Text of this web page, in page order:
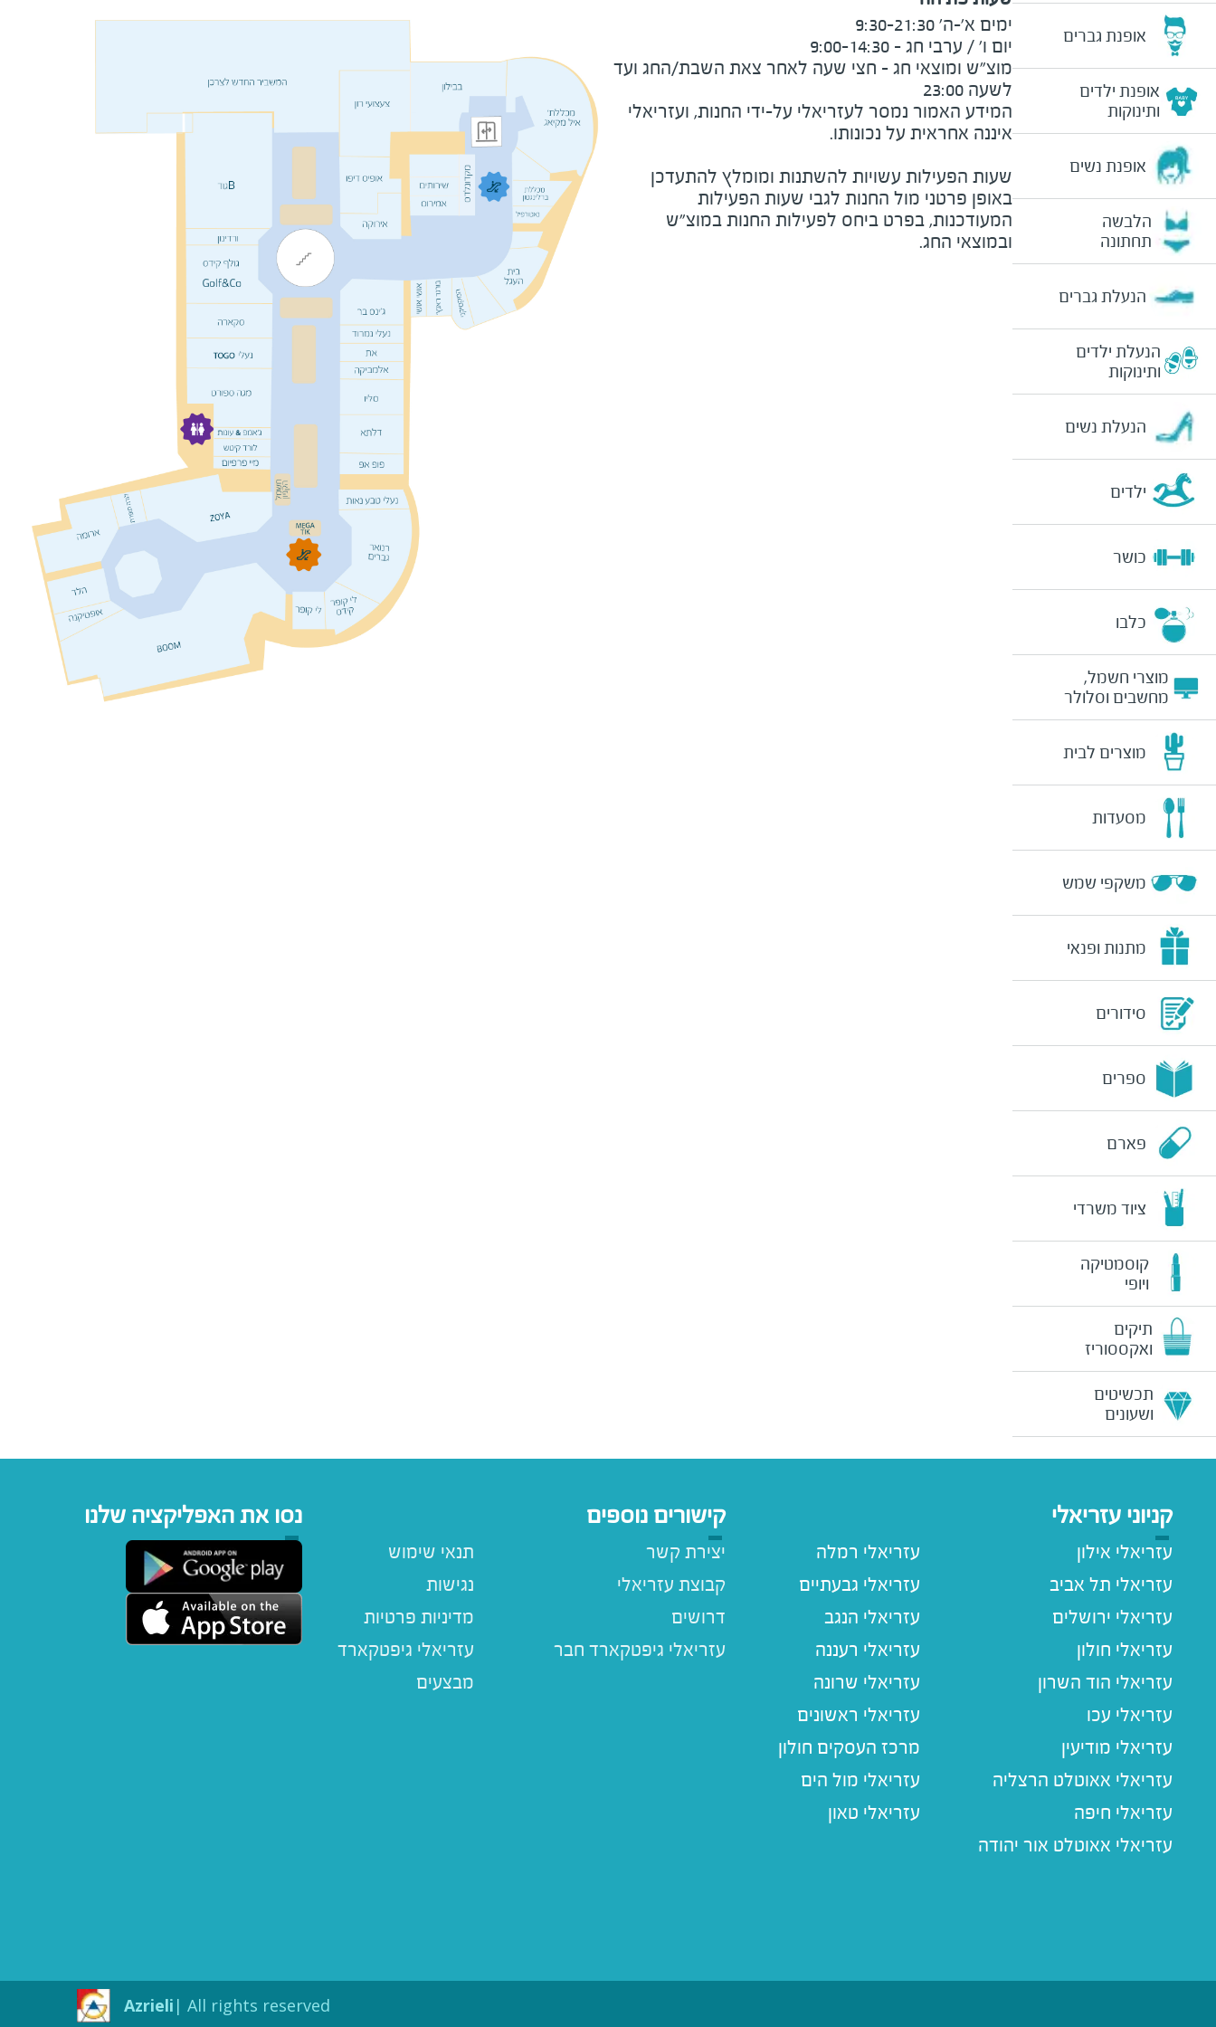
אופנת גברים
אופנת ילדים
ותינוקות
אופנת נשים
הלבשה
תחתונה
הנעלת גברים
הנעלת ילדים
ותינוקות
הנעלת נשים
ילדים
כושר
כלבו
מוצרי חשמל,
מחשבים וסלולר
מוצרים לבית
מסעדות
משקפי שמש
מתנות ופנאי
סידורים
ספרים
פארם
ציוד משרדי
קוסמטיקה
ויופי
תיקים
ואקססוריז
תכשיטים
ושעונים
לשעה 23:00
המידע האמור נמסר לעזריאלי על-ידי החנות, ועזריאלי
שעות הפעילות עשויות להשתנות ומומלץ להתעדכן
באופן פרטני מול החנות לגבי שעות הפעילות
המעודכנות, בפרט ביחס לפעילות החנות במוצ"ש
ובמוצאי החג.
קניוני עזריאלי
עזריאלי אילון
עזריאלי תל אביב
עזריאלי ירושלים
עזריאלי חולון
עזריאלי הוד השרון
עזריאלי עכו
עזריאלי מודיעין
עזריאלי אאוטלט הרצליה
עזריאלי חיפה
עזריאלי אאוטלט אור יהודה
עזריאלי רמלה
עזריאלי גבעתיים
עזריאלי הנגב
עזריאלי רעננה
עזריאלי שרונה
עזריאלי ראשונים
מרכז העסקים חולון
עזריאלי מול הים
עזריאלי טאון
קישורים נוספים
תנאי שימוש
נגישות
מדיניות פרטיות
עזריאלי גיפטקארד
מבצעים
יצירת קשר
קבוצת עזריאלי
דרושים
נסו את האפליקציה שלנו
All rights reserved |
Azrieli